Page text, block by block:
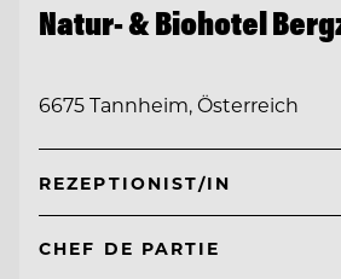
Natur- & Biohotel
6675 Tannheim, Österreich
REZEPTIONIST/IN
CHEF DE PARTIE